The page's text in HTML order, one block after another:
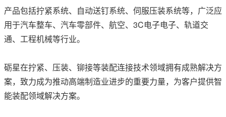
产品包括拧紧系统、自动送钉系统、伺服压装系统等，广泛应
用于汽车整车、汽车零部件、航空、3C电子电子、轨道交
通、工程机械等行业。
砺星在拧紧、压装、铆接等装配连接技术领域拥有成熟解决方
案，致力成为推动高端制造业进步的重要力量，为客户提供智
能装配领域解决方案。